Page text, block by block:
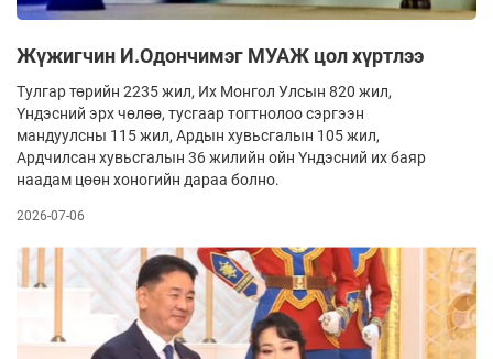
Жүжигчин И.Одончимэг МУАЖ цол хүртлээ
Тулгар төрийн 2235 жил, Их Монгол Улсын 820 жил,
Үндэсний эрх чөлөө, тусгаар тогтнолоо сэргээн
мандуулсны 115 жил, Ардын хувьсгалын 105 жил,
Ардчилсан хувьсгалын 36 жилийн ойн Үндэсний их баяр
наадам цөөн хоногийн дараа болно.
2026-07-06